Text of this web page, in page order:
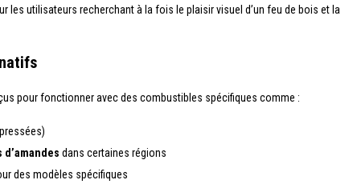
les utilisateurs recherchant à la fois le plaisir visuel d’un feu de bois et la
pour fonctionner avec des combustibles spécifiques comme :
d’amandes dans certaines régions
des modèles spécifiques